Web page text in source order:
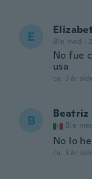
E Ble med i
No fue
usa
ca. 3 år
B Beatriz
Ble
No lo
ca. 3 år